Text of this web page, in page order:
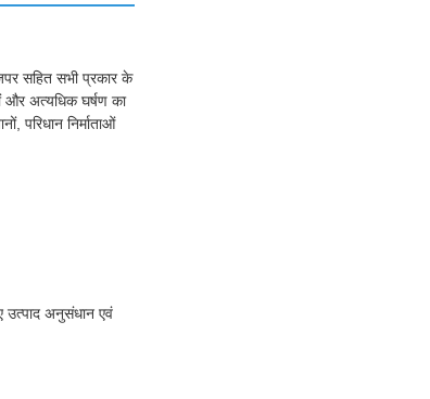
सहित सभी प्रकार के
और अत्यधिक घर्षण का
परिधान निर्माताओं
उत्पाद अनुसंधान एवं